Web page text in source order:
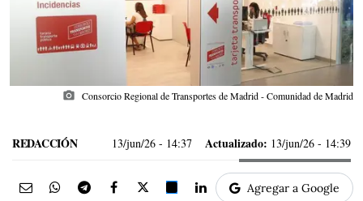
photo_camera Consorcio Regional de Transportes de Madrid - Comunidad de Madrid
REDACCIÓN 13/jun/26 - 14:37 Actualizado: 13/jun/26 - 14:39
Agregar a Google